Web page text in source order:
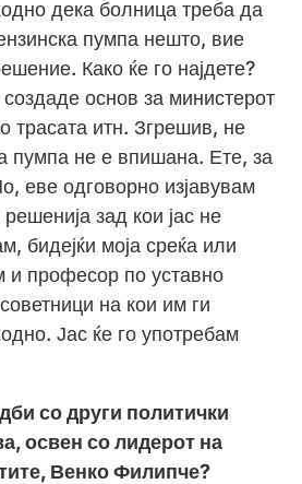
дека болница треба да
пумпа нешто, вие
Како ќе го најдете?
основ за министерот
трасата итн. Згрешив, не
пумпа не е впишана. Ете, за
еве одговорно изјавувам
зад кои јас не
бидејќи моја среќа или
и професор по уставно
на кои им ги
Јас ќе го употребам
со други политички
освен со лидерот на
Венко Филипче?